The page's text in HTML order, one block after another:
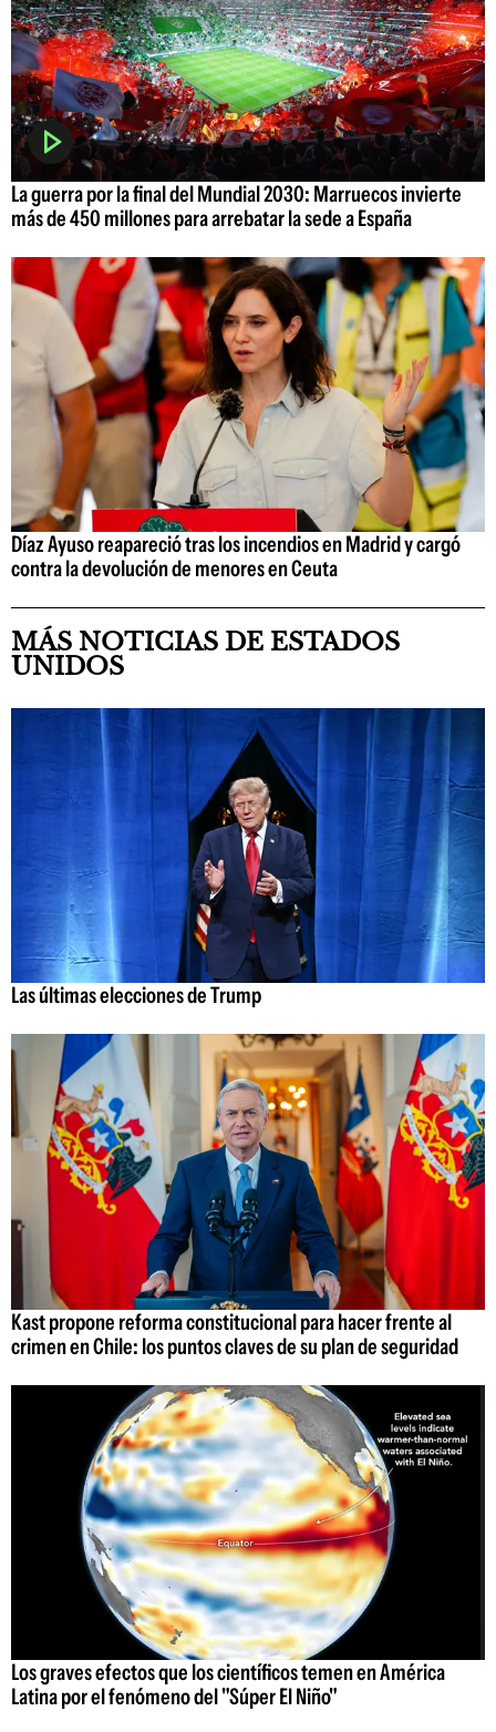
La guerra por la final del Mundial 2030: Marruecos invierte
más de 450 millones para arrebatar la sede a España
Díaz Ayuso reapareció tras los incendios en Madrid y cargó
contra la devolución de menores en Ceuta
MÁS NOTICIAS DE ESTADOS
UNIDOS
Las últimas elecciones de Trump
Kast propone reforma constitucional para hacer frente al
crimen en Chile: los puntos claves de su plan de seguridad
Los graves efectos que los científicos temen en América
Latina por el fenómeno del "Súper El Niño"